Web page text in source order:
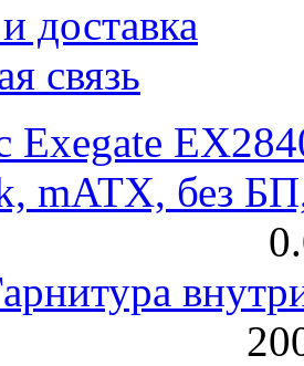
доставка
связь
Exegate
mATX, без